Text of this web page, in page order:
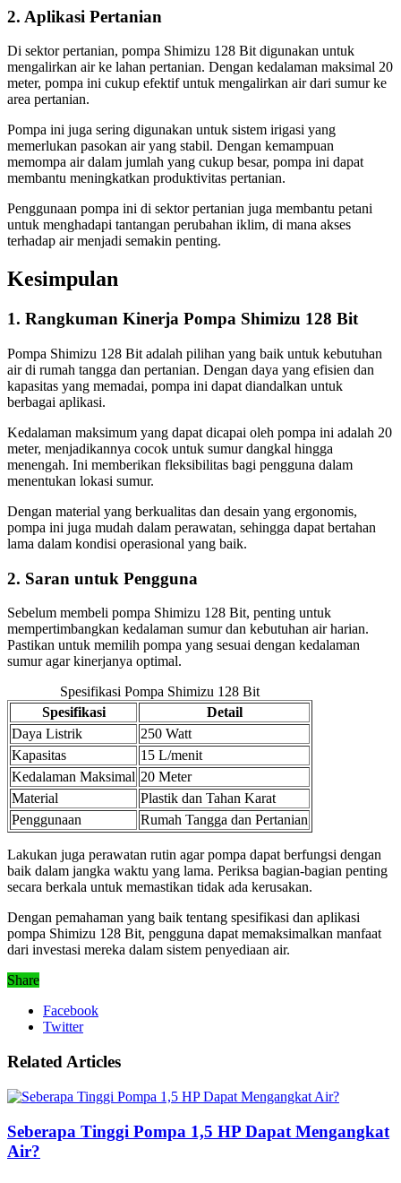
2. Aplikasi Pertanian
Di sektor pertanian, pompa Shimizu 128 Bit digunakan untuk
mengalirkan air ke lahan pertanian. Dengan kedalaman maksimal 20
meter, pompa ini cukup efektif untuk mengalirkan air dari sumur ke
area pertanian.
Pompa ini juga sering digunakan untuk sistem irigasi yang
memerlukan pasokan air yang stabil. Dengan kemampuan
memompa air dalam jumlah yang cukup besar, pompa ini dapat
membantu meningkatkan produktivitas pertanian.
Penggunaan pompa ini di sektor pertanian juga membantu petani
untuk menghadapi tantangan perubahan iklim, di mana akses
terhadap air menjadi semakin penting.
Kesimpulan
1. Rangkuman Kinerja Pompa Shimizu 128 Bit
Pompa Shimizu 128 Bit adalah pilihan yang baik untuk kebutuhan
air di rumah tangga dan pertanian. Dengan daya yang efisien dan
kapasitas yang memadai, pompa ini dapat diandalkan untuk
berbagai aplikasi.
Kedalaman maksimum yang dapat dicapai oleh pompa ini adalah 20
meter, menjadikannya cocok untuk sumur dangkal hingga
menengah. Ini memberikan fleksibilitas bagi pengguna dalam
menentukan lokasi sumur.
Dengan material yang berkualitas dan desain yang ergonomis,
pompa ini juga mudah dalam perawatan, sehingga dapat bertahan
lama dalam kondisi operasional yang baik.
2. Saran untuk Pengguna
Sebelum membeli pompa Shimizu 128 Bit, penting untuk
mempertimbangkan kedalaman sumur dan kebutuhan air harian.
Pastikan untuk memilih pompa yang sesuai dengan kedalaman
sumur agar kinerjanya optimal.
Spesifikasi Pompa Shimizu 128 Bit
Spesifikasi
Detail
Daya Listrik
250 Watt
Kapasitas
15 L/menit
Kedalaman Maksimal 20 Meter
Material
Plastik dan Tahan Karat
Penggunaan
Rumah Tangga dan Pertanian
Lakukan juga perawatan rutin agar pompa dapat berfungsi dengan
baik dalam jangka waktu yang lama. Periksa bagian-bagian penting
secara berkala untuk memastikan tidak ada kerusakan.
Dengan pemahaman yang baik tentang spesifikasi dan aplikasi
pompa Shimizu 128 Bit, pengguna dapat memaksimalkan manfaat
dari investasi mereka dalam sistem penyediaan air.
Share
Facebook
Twitter
Related Articles
Seberapa Tinggi Pompa 1,5 HP Dapat Mengangkat
Air?